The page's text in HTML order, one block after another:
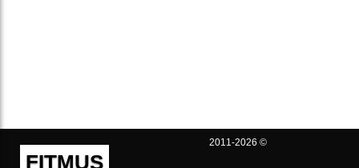
FITMUS
2011-2026 ©